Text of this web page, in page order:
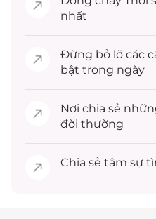
nhất
Đừng bỏ lỡ các
bật trong ngày
Nơi chia sẻ
đời thường
Chia sẻ tâm sự